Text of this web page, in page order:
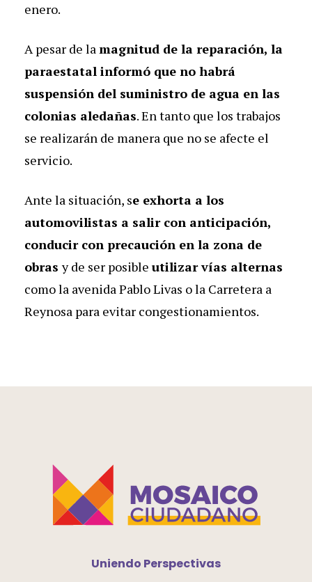
enero.
A pesar de lamagnitud de la reparación, la
paraestatal informó que no habrá
suspensión del suministro de agua en las
colonias aledañas. En tanto que los trabajos
se realizarán de manera que no se afecte el
servicio.
Ante la situación, se exhorta a los
automovilistas a salir con anticipación,
conducir con precaución en la zona de
obrasy de ser posible utilizar vías alternas
como la avenida Pablo Livas o la Carretera a
Reynosa para evitar congestionamientos.
Uniendo Perspectivas